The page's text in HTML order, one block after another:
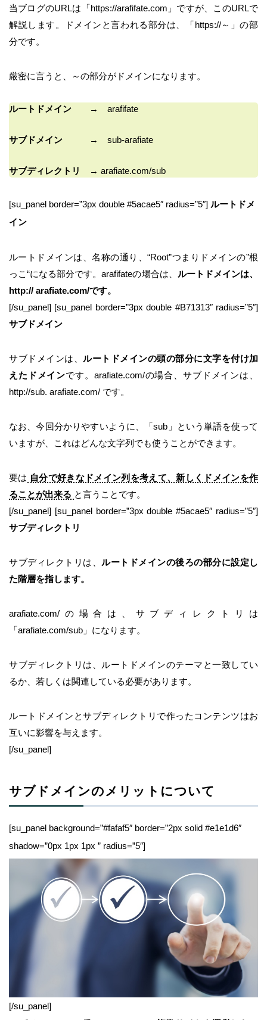
当ブログのURLは「https://arafifate.com」ですが、このURLで
解説します。ドメインと言われる部分は、「https://～」の部
分です。
厳密に言うと、～の部分がドメインになります。
ルートドメイン → arafifate
サブドメイン → sub-arafiate
サブディレクトリ → arafiate.com/sub
[su_panel border=”3px double #5acae5″ radius=”5″] ルートドメ
イン
ルートドメインは、名称の通り、“Root”つまりドメインの”根
っこ“になる部分です。arafifateの場合は、 ルートドメインは、
http:// arafiate.com/です。
[/su_panel] [su_panel border=”3px double #B71313″ radius=”5″]
サブドメイン
サブドメインは、 ルートドメインの頭の部分に文字を付け加
えたドメインです。arafiate.com/の場合、サブドメインは、
http://sub. arafiate.com/ です。
なお、今回分かりやすいように、「sub」という単語を使って
いますが、これはどんな文字列でも使うことができます。
要は 自分で好きなドメイン列を考えて、新しくドメインを作
ることが出来る と言うことです。
[/su_panel] [su_panel border=”3px double #5acae5″ radius=”5″]
サブディレクトリ
サブディレクトリは、 ルートドメインの後ろの部分に設定し
た階層を指します。
arafiate.com/の場合は、サブディレクトリは
「arafiate.com/sub」になります。
サブディレクトリは、ルートドメインのテーマと一致してい
るか、若しくは関連している必要があります。
ルートドメインとサブディレクトリで作ったコンテンツはお
互いに影響を与えます。
[/su_panel]
サブドメインのメリットについて
[su_panel background=”#fafaf5″ border=”2px solid #e1e1d6″
shadow=”0px 1px 1px ” radius=”5″]
[/su_panel]